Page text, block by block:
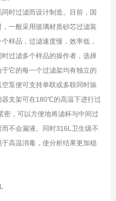
过滤而设计制造。目前，国
一般采用玻璃材质砂芯过滤装
样品，过滤速度慢，效率低，
过滤多个样品的操作者，选择
它的每一个过滤架均有独立的
泵便可支持单联或多联同时操
支架可在180℃的高温下进行过
密，可以方便地将滤杯与中间过
不会漏液。同时316L卫生级不
高温消毒，使分析结果更加稳